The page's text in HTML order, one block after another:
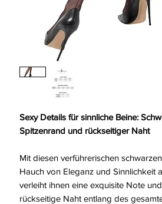
Sexy Details für sinnliche Beine:
Spitzenrand und rückseitiger Naht
Mit diesen verführerischen
Hauch von Eleganz und Sinnlichkeit
verleiht ihnen eine exquisite Note
rückseitige Naht entlang des